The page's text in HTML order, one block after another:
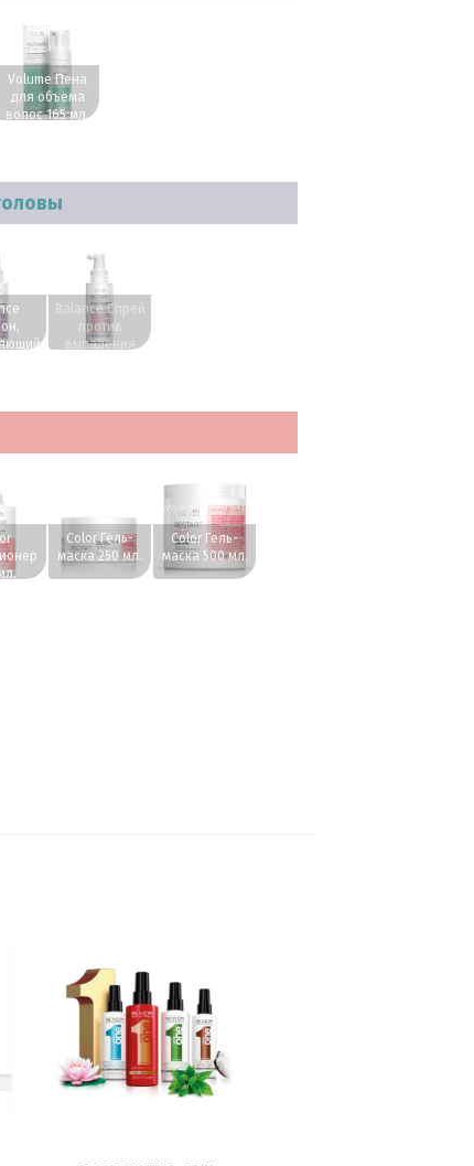
www.profhairs.ru
Volume Пена
для объема
волос 165 мл.
www.profhairs.ru
Balance Спрей
против
выпадения
Color Гель-
маска 250 мл.
www.profhairs.ru
Color Гель-
маска 500 мл.